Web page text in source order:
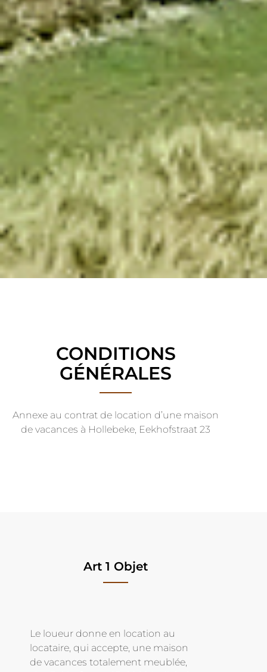
CONDITIONS
GÉNÉRALES
Annexe au contrat de location d’une maison
de vacances à Hollebeke, Eekhofstraat 23
Art 1 Objet
Le loueur donne en location au
locataire, qui accepte, une maison
de vacances totalement meublée,